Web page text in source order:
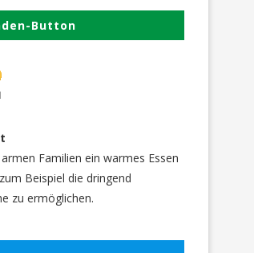
Button
Familien ein warmes Essen
Beispiel die dringend
zu ermöglichen.